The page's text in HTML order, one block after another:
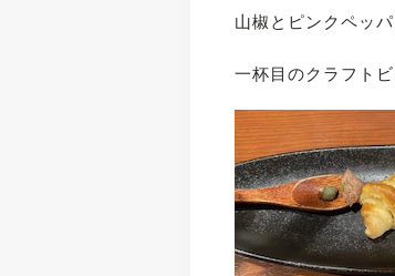
山椒とピンクペッ
一杯目のクラフト